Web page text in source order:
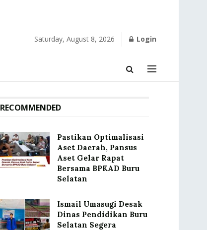
Saturday, August 8, 2026 Login
RECOMMENDED
Pastikan Optimalisasi
Aset Daerah, Pansus
Aset Gelar Rapat
Bersama BPKAD Buru
Selatan
Ismail Umasugi Desak
Dinas Pendidikan Buru
Selatan Segera